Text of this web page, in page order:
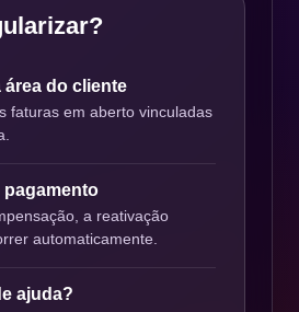
área do cliente
faturas em aberto vinculadas
pagamento
a reativação
automaticamente.
ajuda?